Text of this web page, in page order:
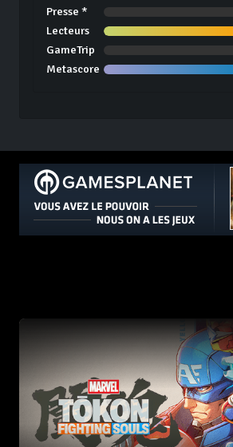
Presse *
Lecteurs
GameTrip
Metascore